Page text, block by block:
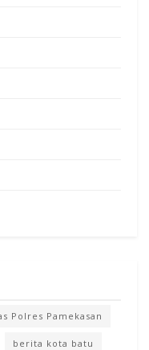
Polres Pamekasan
berita kota batu